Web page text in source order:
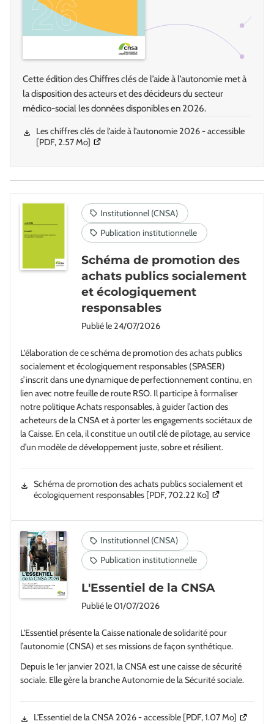
Cette édition des Chiffres clés de l’aide à l’autonomie met à
la disposition des acteurs et des décideurs du secteur
médico-social les données disponibles en 2026.
Les chiffres clés de l'aide à l'autonomie 2026 - accessible
[PDF, 2.57 Mo] (Ouverture dans une nouvelle fenêtre)
Schéma de promotion des
achats publics socialement
et écologiquement
responsables
Publié le 24/07/2026
L'élaboration de ce schéma de promotion des achats publics
socialement et écologiquement responsables (SPASER)
s’inscrit dans une dynamique de perfectionnement continu, en
lien avec notre feuille de route RSO. Il participe à formaliser
notre politique Achats responsables, à guider l’action des
acheteurs de la CNSA et à porter les engagements sociétaux de
la Caisse. En cela, il constitue un outil clé de pilotage, au service
d’un modèle de développement juste, sobre et résilient.
Schéma de promotion des achats publics socialement et
écologiquement responsables [PDF, 702.22 Ko](Ouverture dans
L'Essentiel de la CNSA
Publié le01/07/2026
L'Essentiel présente la Caisse nationale de solidarité pour
l’autonomie (CNSA) et ses missions de façon synthétique.
Depuis le 1er janvier 2021, la CNSA est une caisse de sécurité
sociale. Elle gère la branche Autonomie de la Sécurité sociale.
L'Essentiel de la CNSA 2026 - accessible [PDF, 1.07 Mo]